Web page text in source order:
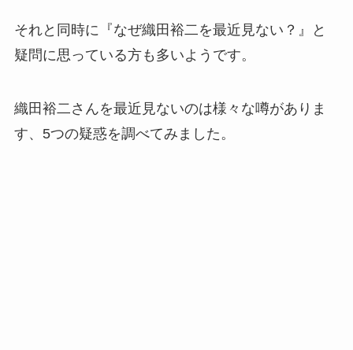
それと同時に『なぜ織田裕二を最近見ない？』と
疑問に思っている方も多いようです。
織田裕二さんを最近見ないのは様々な噂がありま
す、5つの疑惑を調べてみました。